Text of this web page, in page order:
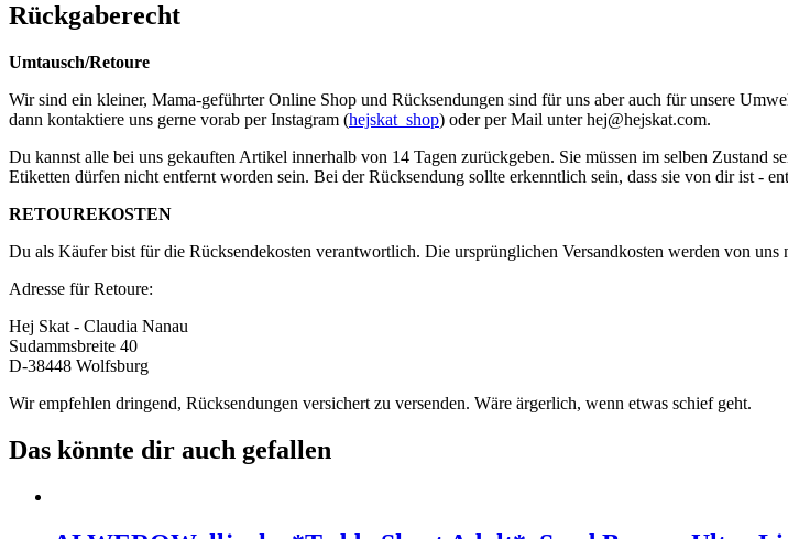
Rückgaberecht
Umtausch/Retoure
Wir sind ein kleiner, Mama-geführter Online Shop und Rücksendungen sind für uns aber auch für unsere
dann kontaktiere uns gerne vorab per Instagram (hejskat_shop) oder per Mail unterhej@hejskat.com.
Du kannst alle bei uns gekauften Artikel innerhalb von 14 Tagen zurückgeben. Sie müssen im selben Zustand
Etiketten dürfen nicht entfernt worden sein. Bei der Rücksendung sollte erkenntlich sein, dass sie von dir ist -
RETOUREKOSTEN
Du als Käufer bist für die Rücksendekosten verantwortlich. Die ursprünglichen Versandkosten werden von uns
Adresse für Retoure:
Hej Skat - Claudia Nanau
Sudammsbreite 40
D-38448 Wolfsburg
Wir empfehlen dringend, Rücksendungen versichert zu versenden. Wäre ärgerlich, wenn etwas schief geht.
Das könnte dir auch gefallen